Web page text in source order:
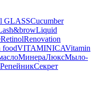
GLASSCucumber
Liquid
RetinolRenovation
foodVITAMINICAVitamin
МинераЛюксМыло-
РепейникСекрет